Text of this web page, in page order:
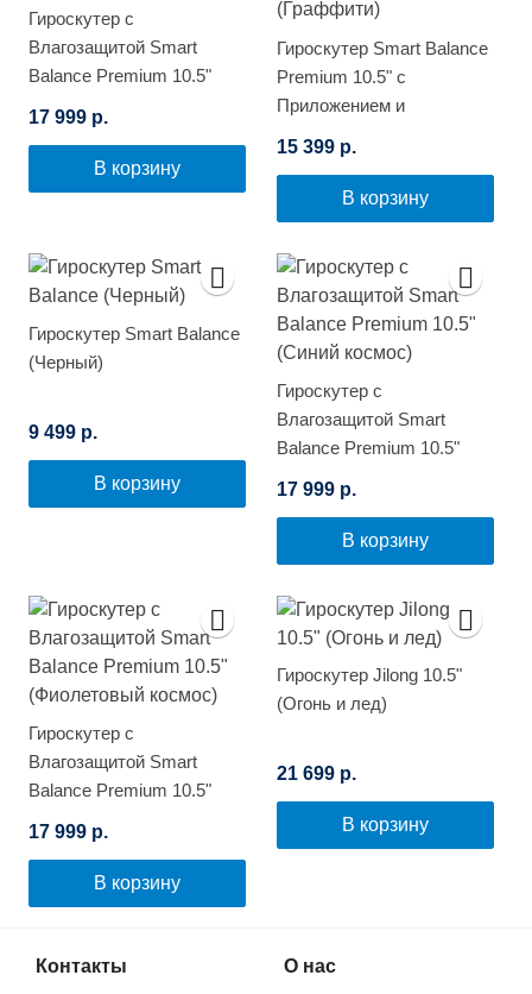
Гироскутер с
Влагозащитой Smart
Balance Premium 10.5"
17 999 р.
В корзину
Гироскутер Smart Balance
Premium 10.5" с
Приложением и
(Граффити)
15 399 р.
В корзину
Гироскутер Smart Balance
(Черный)
9 499 р.
В корзину
Гироскутер с
Влагозащитой Smart
Balance Premium 10.5"
17 999 р.
В корзину
Гироскутер с
Влагозащитой Smart
Balance Premium 10.5"
17 999 р.
В корзину
Гироскутер Jilong 10.5"
(Огонь и лед)
21 699 р.
В корзину
Контакты О нас